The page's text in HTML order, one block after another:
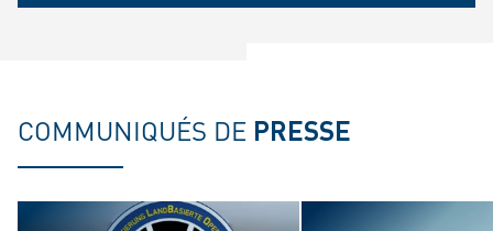
COMMUNIQUÉS DE PRESSE